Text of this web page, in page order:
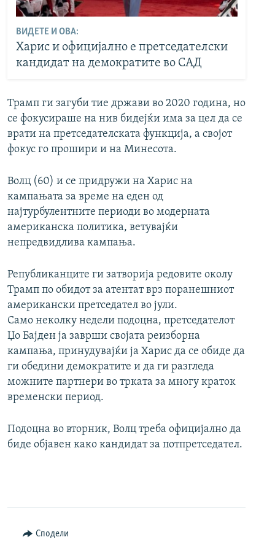
ВИДЕТЕ И ОВА:
Харис и официјално е претседателски
кандидат на демократите во САД
Трамп ги загуби тие држави во 2020 година, но
се фокусираше на нив бидејќи има за цел да се
врати на претседателската функција, а својот
фокус го прошири и на Минесота.
Волц (60) и се придружи на Харис на
кампањата за време на еден од
најтурбулентните периоди во модерната
американска политика, ветувајќи
непредвидлива кампања.
Републиканците ги затворија редовите околу
Трамп по обидот за атентат врз поранешниот
американски претседател во јули.
Само неколку недели подоцна, претседателот
Џо Бајден ја заврши својата реизборна
кампања, принудувајќи ја Харис да се обиде да
ги обедини демократите и да ги разгледа
можните партнери во трката за многу краток
временски период.
Подоцна во вторник, Волц треба официјално да
биде објавен како кандидат за потпретседател.
Сподели